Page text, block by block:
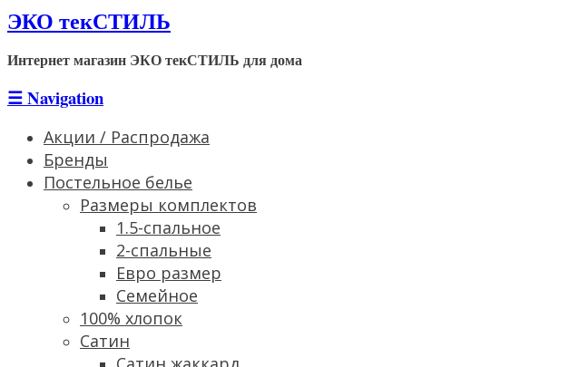
ЭКО текСТИЛЬ
Интернет магазин ЭКО текСТИЛЬ для дома
☰Navigation
Акции / Распродажа
Бренды
Постельное белье
Размеры комплектов
1.5-спальное
2-спальные
Евро размер
Семейное
100% хлопок
Сатин